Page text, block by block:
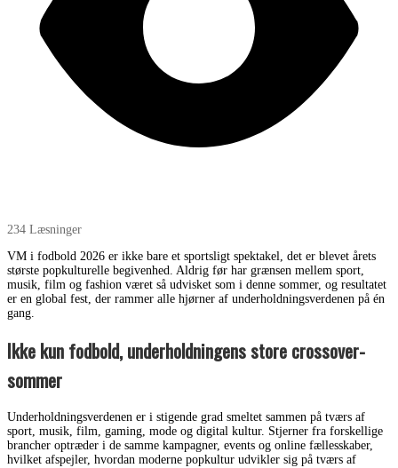
234 Læsninger
VM i fodbold 2026 er ikke bare et sportsligt spektakel, det er blevet årets
største popkulturelle begivenhed. Aldrig før har grænsen mellem sport,
musik, film og fashion været så udvisket som i denne sommer, og resultatet
er en global fest, der rammer alle hjørner af underholdningsverdenen på én
gang.
Ikke kun fodbold, underholdningens store crossover-
sommer
Underholdningsverdenen er i stigende grad smeltet sammen på tværs af
sport, musik, film, gaming, mode og digital kultur. Stjerner fra forskellige
brancher optræder i de samme kampagner, events og online fællesskaber,
hvilket afspejler, hvordan moderne popkultur udvikler sig på tværs af